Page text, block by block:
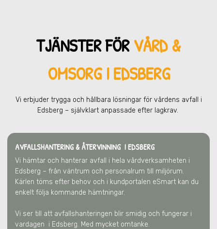
TJÄNSTER FÖRVÅRD &
OMSORG I EDSBERG
Vi erbjuder trygga och hållbara lösningar för vårdens avfall i
Edsberg – självklart anpassade efter lagkrav.
AVFALLSHANTERING & ÅTERVINNING I EDSBERG
Vi hämtar och hanterar avfall i hela vårdverksamheten i
Edsberg – från väntrum och personalrum till miljörum.
Kärlen töms efter behov och i kundportalen eSmart kan du
enkelt följa kommande hämtningar.
Vi ser till att avfallshanteringen blir smidig och fungerar i
vardagen i Edsberg. Med mycket omtanke.